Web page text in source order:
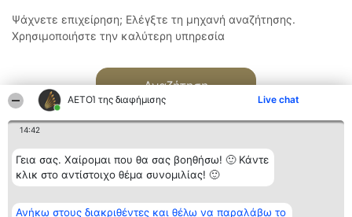
ΑΕΤΟΊ της διαφήμισης Live chat
14:42
Γεια σας. Χαίρομαι που θα σας βοηθήσω! 🙂 Κάντε
κλικ στο αντίστοιχο θέμα συνομιλίας! 🙂
Ανήκω στους διακριθέντες και θέλω να παραλάβω το
Ψάχνετε επιχείρηση; Ελέγξτε τη μηχανή αναζήτησης.
Χρησιμοποιήστε την καλύτερη υπηρεσία
Αναζήτηση
Διοργανωτής της
κατάταξης
Κατάταξη
Διακριθέντες
Επικοινωνία
Επικοινωνία